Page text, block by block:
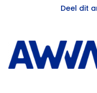
Deel dit